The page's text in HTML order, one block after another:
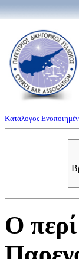
Κατάλογος
Ο